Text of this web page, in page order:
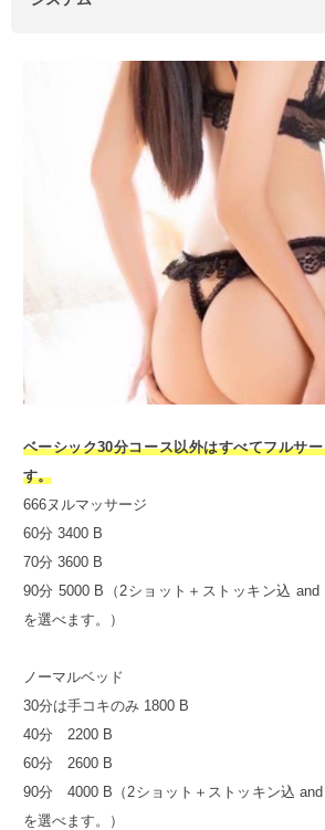
ベーシック30分コース以外はすべてフルサ
す。
666ヌルマッサージ
60分 3400 B
70分 3600 B
90分 5000 B（2ショット＋ストッキン込
を選べます。）
ノーマルベッド
30分は手コキのみ 1800 B
40分 2200 B
60分 2600 B
90分 4000 B（2ショット＋ストッキン込
を選べます。）